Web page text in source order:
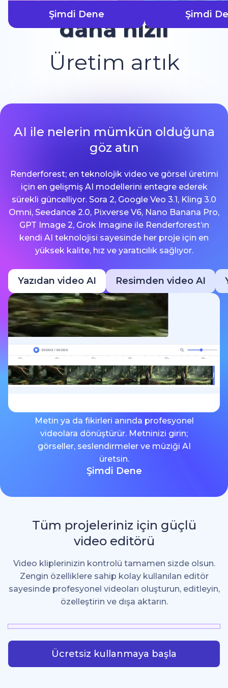
Şimdi Dene Şimdi
Üretim artık
daha hızlı
AI ile nelerin mümkün olduğuna
göz atın
Renderforest; en teknolojik video ve görsel üretimi
için en gelişmiş AI modellerini entegre ederek
sürekli güncelliyor. Sora 2, Google Veo 3.1, Kling 3.0
Omni, Seedance 2.0, Pixverse V6, Nano Banana Pro,
GPT Image 2, Grok Imagine ile Renderforest’ın
kendi AI teknolojisi sayesinde her proje için en
yüksek kalite, hız ve yaratıcılık sağlıyor.
Yazıdan video AI Resimden video AI
Metin ya da fikirleri anında profesyonel
videolara dönüştürür. Metninizi girin;
görseller, seslendirmeler ve müziği AI
üretsin.
Şimdi Dene
Tüm projeleriniz için güçlü
video editörü
Video kliplerinizin kontrolü tamamen sizde olsun.
Zengin özelliklere sahip kolay kullanılan editör
sayesinde profesyonel videoları oluşturun, editleyin,
özelleştirin ve dışa aktarın.
Ücretsiz kullanmaya başla